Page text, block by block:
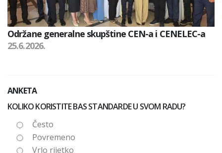
Održane generalne skupštine CEN-a i CENELEC-a
25.6.2026.
ANKETA
KOLIKO KORISTITE BAS STANDARDE U SVOM RADU?
Često
Povremeno
Vrlo rijetko